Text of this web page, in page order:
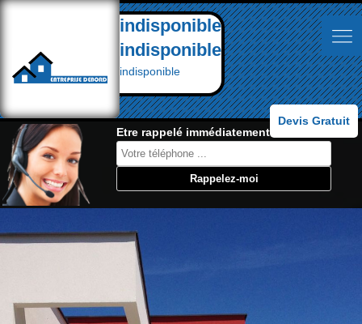
indisponible
indisponible
indisponible
Devis Gratuit
Etre rappelé immédiatement: